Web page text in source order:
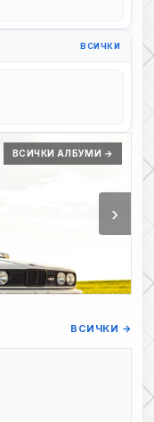
ВСИЧКИ
›
ВСИЧКИ АЛБУМИ →
ВСИЧКИ →